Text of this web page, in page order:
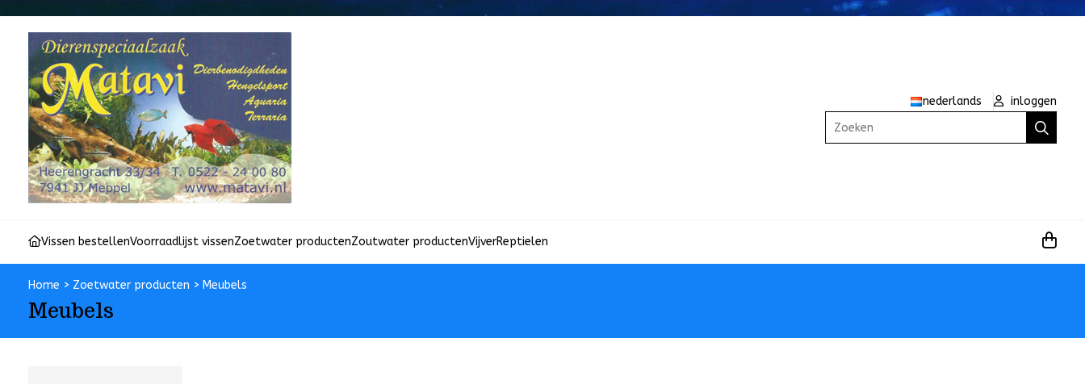
nederlands
inloggen
Zoeken
Vissen bestellenVoorraadlijst vissenZoetwater productenZoutwater productenVijverReptielen
Home > Zoetwater producten > Meubels
Meubels